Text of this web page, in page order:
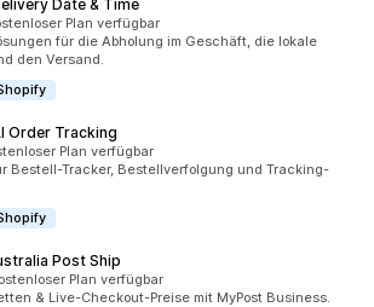
Date & Time
insgesamtPlan verfügbar
für die Abholung im Geschäft, die lokale
den Versand.
Order Tracking
insgesamtPlan verfügbar
Bestell-Tracker, Bestellverfolgung und Tracking-
Post Ship
insgesamtPlan verfügbar
& Live-Checkout-Preise mit MyPost Business.